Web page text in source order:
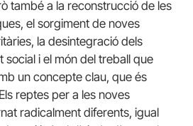
també a la reconstrucció de les
el sorgiment de noves
la desintegració dels
i el món del treball que
un concepte clau, que és
reptes per a les noves
radicalment diferents, igual